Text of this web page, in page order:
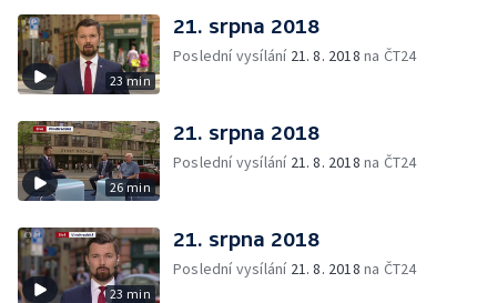
23 min
21. srpna 2018
Poslední vysílání 21. 8. 2018 na ČT24
26 min
21. srpna 2018
Poslední vysílání 21. 8. 2018 na ČT24
23 min
21. srpna 2018
Poslední vysílání 21. 8. 2018 na ČT24